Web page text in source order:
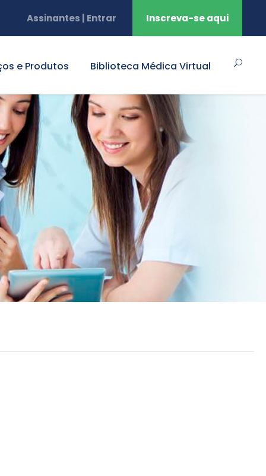
Assinantes | Entrar Inscreva-se aqui
e Produtos Biblioteca Médica Virtual